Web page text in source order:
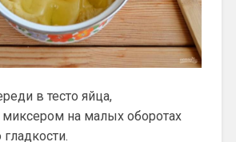
в тесто яйца,
на малых оборотах